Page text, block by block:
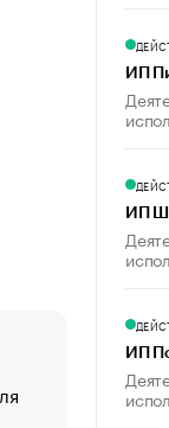
«От спорта
создавшей
ИП
ИП
ИП